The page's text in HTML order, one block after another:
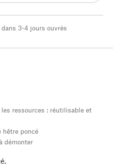
3-4 jours ouvrés
ressources : réutilisable et
hêtre poncé
démonter